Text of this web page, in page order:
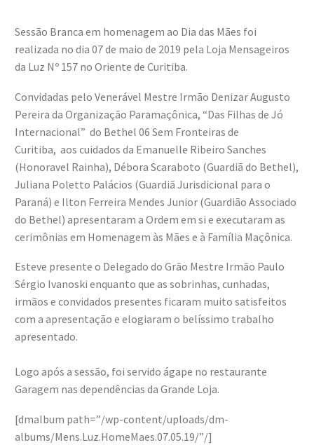
Sessão Branca em homenagem ao Dia das Mães foi
realizada no dia 07 de maio de 2019 pela Loja Mensageiros
da Luz Nº 157 no Oriente de Curitiba.
Convidadas pelo Venerável Mestre Irmão Denizar Augusto
Pereira da Organização Paramaçônica, “Das Filhas de Jó
Internacional” do Bethel 06 Sem Fronteiras de
Curitiba, aos cuidados da Emanuelle Ribeiro Sanches
(Honoravel Rainha), Débora Scaraboto (Guardiã do Bethel),
Juliana Poletto Palácios (Guardiã Jurisdicional para o
Paraná) e Ilton Ferreira Mendes Junior (Guardião Associado
do Bethel) apresentaram a Ordem em si e executaram as
cerimônias em Homenagem às Mães e à Família Maçônica.
Esteve presente o Delegado do Grão Mestre Irmão Paulo
Sérgio Ivanoski enquanto que as sobrinhas, cunhadas,
irmãos e convidados presentes ficaram muito satisfeitos
com a apresentação e elogiaram o belíssimo trabalho
apresentado.
Logo após a sessão, foi servido ágape no restaurante
Garagem nas dependências da Grande Loja.
[dmalbum path=”/wp-content/uploads/dm-
albums/Mens.Luz.HomeMaes.07.05.19/”/]